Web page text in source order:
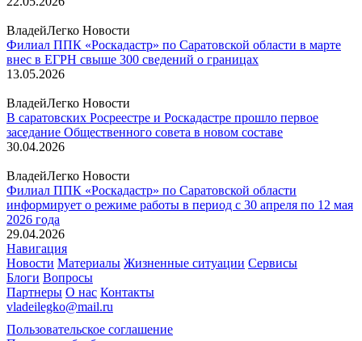
ВладейЛегко Новости
Филиал ППК «Роскадастр» по Саратовской области в марте
внес в ЕГРН свыше 300 сведений о границах
13.05.2026
ВладейЛегко Новости
В саратовских Росреестре и Роскадастре прошло первое
заседание Общественного совета в новом составе
30.04.2026
ВладейЛегко Новости
Филиал ППК «Роскадастр» по Саратовской области
информирует о режиме работы в период с 30 апреля по 12 мая
2026 года
29.04.2026
Навигация
Новости Материалы Жизненные ситуации Сервисы
Блоги Вопросы
Партнеры О нас Контакты
vladeilegko@mail.ru
Пользовательское соглашение